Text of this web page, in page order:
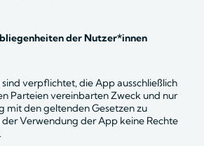
der Nutzer*innen
verpflichtet, die App ausschließlich
Parteien vereinbarten Zweck und nur
mit den geltenden Gesetzen zu
Verwendung der App keine Rechte